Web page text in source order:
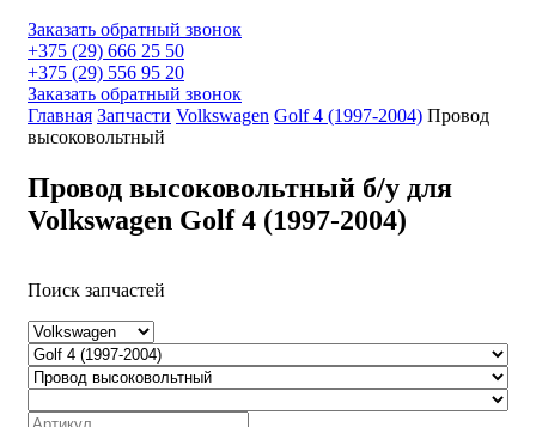
Заказать обратный звонок
+375 (29) 666 25 50
+375 (29) 556 95 20
Заказать обратный звонок
Главная Запчасти Volkswagen Golf 4 (1997-2004) Провод
высоковольтный
Провод высоковольтный б/у для
Volkswagen Golf 4 (1997-2004)
Поиск запчастей